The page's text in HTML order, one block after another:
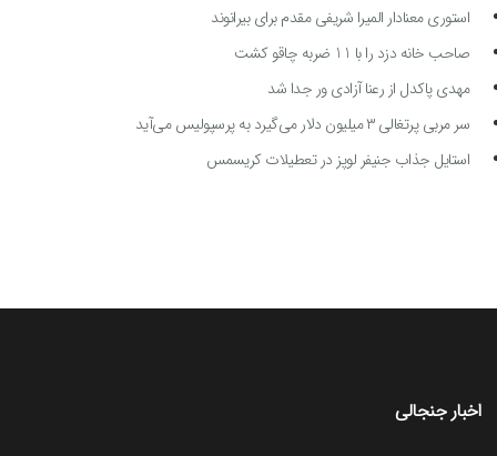
استوری معنادار المیرا شریفی مقدم برای بیرانوند
صاحب خانه دزد را با 11 ضربه چاقو کشت
مهدی پاکدل از رعنا آزادی ور جدا شد
سر مربی پرتغالی ۳ میلیون دلار می‌گیرد به پرسپولیس می‌آید
استایل جذاب جنیفر لوپز در تعطیلات کریسمس
اخبار جنجالی